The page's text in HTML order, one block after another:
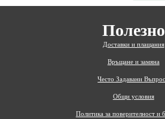
Полезно
Доставки и плащания
Връщане и замяна
Често Задавани
Общи условия
Политика за поверителност и